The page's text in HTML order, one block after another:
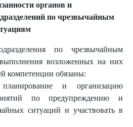
органов и
по чрезвычайным
по чрезвычайным
возложенных на них
компетенции обязаны:
планирование и организацию
по предупреждению и
ситуаций и участвовать в